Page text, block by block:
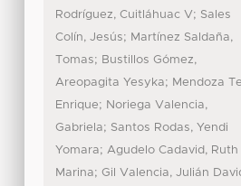
Rodríguez, Cuitláhuac V; Sales
Colín, Jesús; Martínez Saldaña,
Tomas; Bustillos Gómez,
Areopagita Yesyka; Mendoza
Enrique; Noriega Valencia,
Gabriela; Santos Rodas, Yendi
Yomara; Agudelo Cadavid, Ruth
Marina; Gil Valencia, Julián